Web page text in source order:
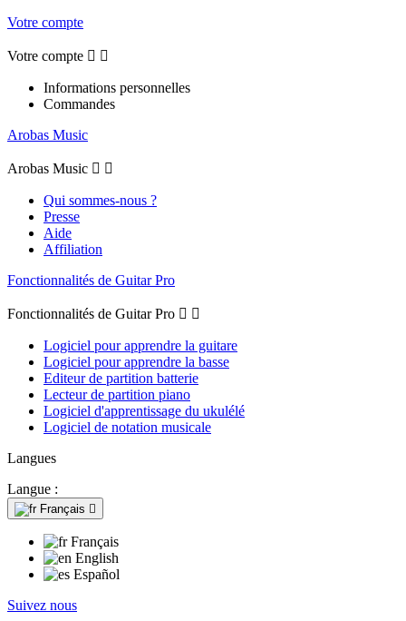
Votre compte
Votre compte  
Informations personnelles
Commandes
Arobas Music
Arobas Music  
Qui sommes-nous ?
Presse
Aide
Affiliation
Fonctionnalités de Guitar Pro
Fonctionnalités de Guitar Pro  
Logiciel pour apprendre la guitare
Logiciel pour apprendre la basse
Editeur de partition batterie
Lecteur de partition piano
Logiciel d'apprentissage du ukulélé
Logiciel de notation musicale
Langues
Langue :
Français 
Français
English
Español
Suivez nous